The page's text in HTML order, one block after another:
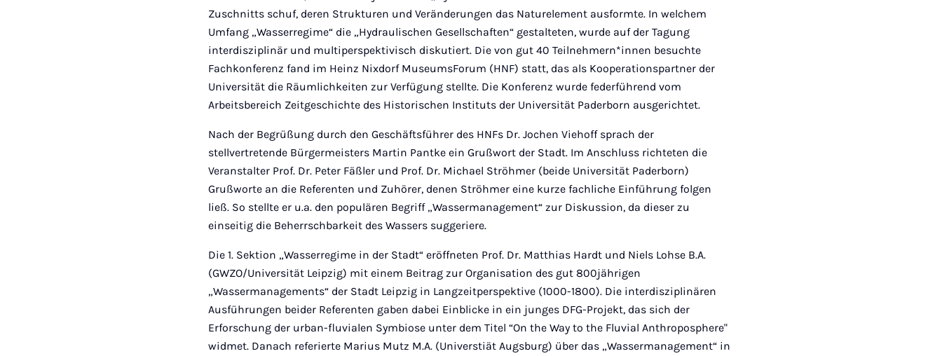
Zuschnitts schuf, deren Strukturen und Veränderungen das Naturelement ausformte. In welchem
Umfang „Wasserregime“ die „Hydraulischen Gesellschaften“ gestalteten, wurde auf der Tagung
interdisziplinär und multiperspektivisch diskutiert. Die von gut 40 Teilnehmern*innen besuchte
Fachkonferenz fand im Heinz Nixdorf MuseumsForum (HNF) statt, das als Kooperationspartner der
Universität die Räumlichkeiten zur Verfügung stellte. Die Konferenz wurde federführend vom
Arbeitsbereich Zeitgeschichte des Historischen Instituts der Universität Paderborn ausgerichtet.
Nach der Begrüßung durch den Geschäftsführer des HNFs Dr. Jochen Viehoff sprach der
stellvertretende Bürgermeisters Martin Pantke ein Grußwort der Stadt. Im Anschluss richteten die
Veranstalter Prof. Dr. Peter Fäßler und Prof. Dr. Michael Ströhmer (beide Universität Paderborn)
Grußworte an die Referenten und Zuhörer, denen Ströhmer eine kurze fachliche Einführung folgen
ließ. So stellte er u.a. den populären Begriff „Wassermanagement“ zur Diskussion, da dieser zu
einseitig die Beherrschbarkeit des Wassers suggeriere.
Die 1. Sektion „Wasserregime in der Stadt“ eröffneten Prof. Dr. Matthias Hardt und Niels Lohse B.A.
(GWZO/Universität Leipzig) mit einem Beitrag zur Organisation des gut 800jährigen
„Wassermanagements“ der Stadt Leipzig in Langzeitperspektive (1000-1800). Die interdisziplinären
Ausführungen beider Referenten gaben dabei Einblicke in ein junges DFG-Projekt, das sich der
Erforschung der urban-fluvialen Symbiose unter dem Titel “On the Way to the Fluvial Anthroposphere"
widmet. Danach referierte Marius Mutz M.A. (Universtiät Augsburg) über das „Wassermanagement“ in